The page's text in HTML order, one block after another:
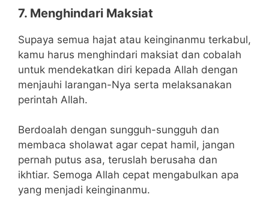
7. Menghindari Maksiat
Supaya semua hajat atau keinginanmu terkabul,
kamu harus menghindari maksiat dan cobalah
untuk mendekatkan diri kepada Allah dengan
menjauhi larangan-Nya serta melaksanakan
perintah Allah.
Berdoalah dengan sungguh-sungguh dan
membaca sholawat agar cepat hamil, jangan
pernah putus asa, teruslah berusaha dan
ikhtiar. Semoga Allah cepat mengabulkan apa
yang menjadi keinginanmu.